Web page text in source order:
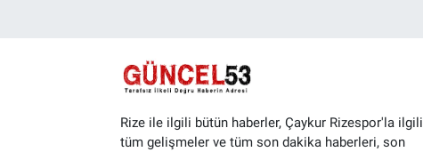
Rize ile ilgili bütün haberler, Çaykur Rizespor'la ilgili
tüm gelişmeler ve tüm son dakika haberleri, son